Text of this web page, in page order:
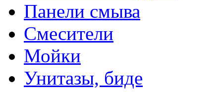
Панели смыва
Смесители
Мойки
Унитазы, биде